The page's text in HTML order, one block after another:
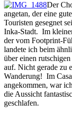
Der
angetan, der eine
Touristen gesegnet
Inka-Stadt. Im
der vom Footprint-
landete ich beim
über einen
auf. Nicht gerade zu
Wanderung! Im
angekommen, war
die Aussicht
geschlafen.